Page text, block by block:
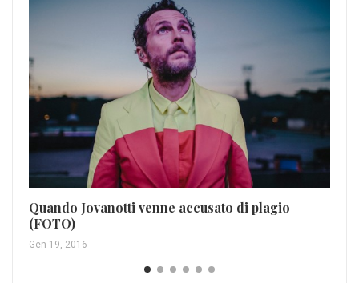
Quando Jovanotti venne accusato di plagio
(FOTO)
Gen 19, 2016